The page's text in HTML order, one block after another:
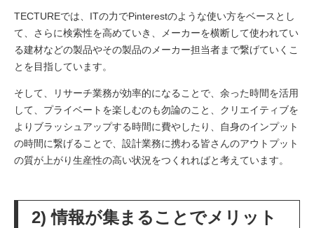
TECTUREでは、ITの力でPinterestのような使い方をベースとし
て、さらに検索性を高めていき、メーカーを横断して使われてい
る建材などの製品やその製品のメーカー担当者まで繋げていくこ
とを目指しています。
そして、リサーチ業務が効率的になることで、余った時間を活用
して、プライベートを楽しむのも勿論のこと、クリエイティブを
よりブラッシュアップする時間に費やしたり、自身のインプット
の時間に繋げることで、設計業務に携わる皆さんのアウトプット
の質が上がり生産性の高い状況をつくれればと考えています。
2) 情報が集まることでメリット